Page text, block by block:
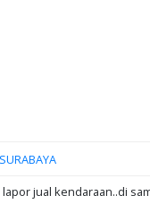
lapor jual kendaraan..di